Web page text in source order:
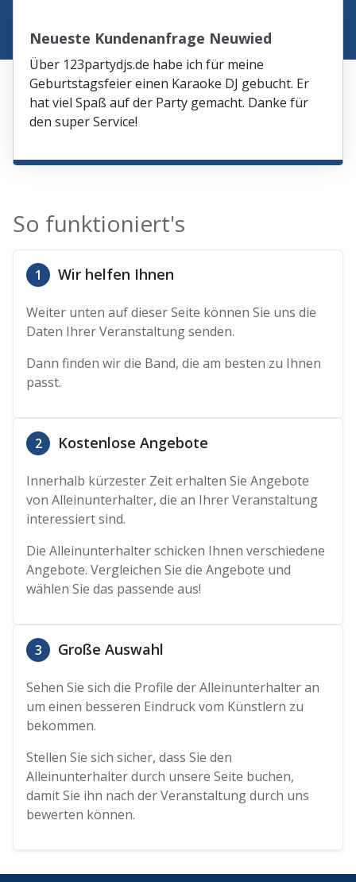
Neueste Kundenanfrage Neuwied
Über 123partydjs.de habe ich für meine
Geburtstagsfeier einen Karaoke DJ gebucht. Er
hat viel Spaß auf der Party gemacht. Danke für
den super Service!
So funktioniert's
1 Wir helfen Ihnen
Weiter unten auf dieser Seite können Sie uns die
Daten Ihrer Veranstaltung senden.
Dann finden wir die Band, die am besten zu Ihnen
passt.
2 Kostenlose Angebote
Innerhalb kürzester Zeit erhalten Sie Angebote
von Alleinunterhalter, die an Ihrer Veranstaltung
interessiert sind.
Die Alleinunterhalter schicken Ihnen verschiedene
Angebote. Vergleichen Sie die Angebote und
wählen Sie das passende aus!
3 Große Auswahl
Sehen Sie sich die Profile der Alleinunterhalter an
um einen besseren Eindruck vom Künstlern zu
bekommen.
Stellen Sie sich sicher, dass Sie den
Alleinunterhalter durch unsere Seite buchen,
damit Sie ihn nach der Veranstaltung durch uns
bewerten können.